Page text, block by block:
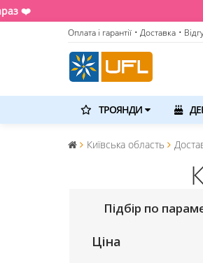
Оплата і гарантії • Доставка •
ТРОЯНДИ
Київська область
Підбір по
Ціна